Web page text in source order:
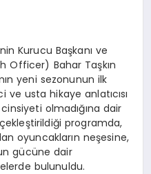
Kurucu Başkanı ve
Officer) Bahar Taşkın
yeni sezonunun ilk
usta hikaye anlatıcısı
olmadığına dair
programda,
oyuncakların neşesine,
gücüne dair
bulunuldu.